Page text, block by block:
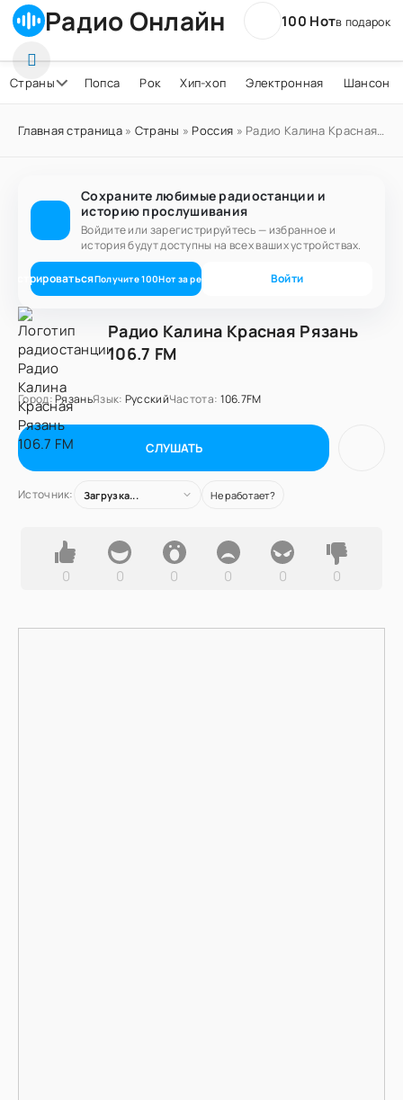
Радио Онлайн 100 Нотв подарок
Страны Попса Рок Хип-хоп Электронная Шансон
Главная страница» Страны » Россия » Радио Калина Красная Рязань 106.7 FM
Сохраните любимые радиостанции и
историю прослушивания
Войдите или зарегистрируйтесь — избранное и
история будут доступны на всех ваших устройствах.
Получите100Нот за регистрацию Войти
Радио Калина Красная Рязань
106.7 FM
Город:РязаньЯзык: РусскийЧастота: 106.7FM
СЛУШАТЬ
Источник: Загрузка... Не работает?
0 0 0 0 0 0